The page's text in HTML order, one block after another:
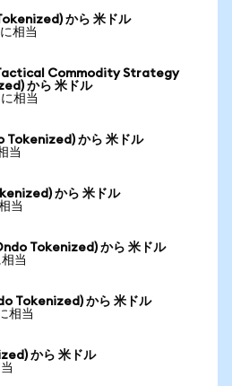
から 米ドル
相当
Commodity Strategy
から 米ドル
相当
から 米ドル
当
から 米ドル
当
Tokenized) から 米ドル
相当
Tokenized) から 米ドル
相当
から 米ドル